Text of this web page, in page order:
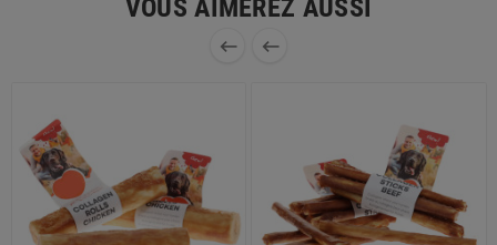
VOUS AIMEREZ AUSSI
 